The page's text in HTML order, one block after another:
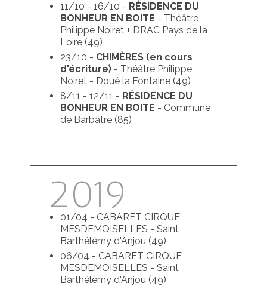
11/10 - 16/10 - RÉSIDENCE DU
BONHEUR EN BOITE - Théâtre
Philippe Noiret + DRAC Pays de la
Loire (49)
23/10 - CHIMÈRES (en cours
d'écriture) - Théâtre Philippe
Noiret - Doué la Fontaine (49)
8/11 - 12/11 - RÉSIDENCE DU
BONHEUR EN BOITE - Commune
de Barbâtre (85)
2019
01/04 - CABARET CIRQUE
MESDEMOISELLES - Saint
Barthélémy d'Anjou (49)
06/04 - CABARET CIRQUE
MESDEMOISELLES - Saint
Barthélémy d'Anjou (49)